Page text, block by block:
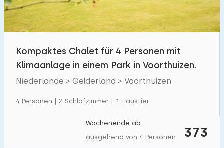
Unterkunft
Im Ferienpark
Einfamilienhaus
Ferienbauernhof
Kompaktes Chalet für 4 Personen mit
Klimaanlage in einem Park in Voorthuizen.
Niederlande > Gelderland > Voorthuizen
4 Personen | 2 Schlafzimmer | 1 Haustier
373
Wochenende ab
ausgehend von 4 Personen